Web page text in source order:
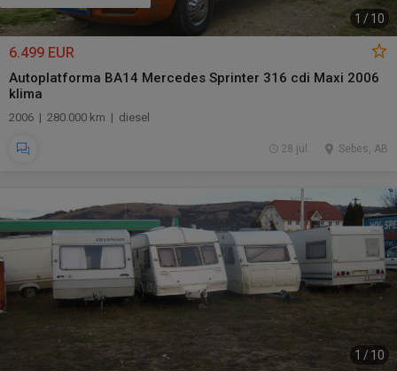
1 /10
6.499 EUR
Autoplatforma BA14 Mercedes Sprinter 316 cdi Maxi 2006
klima
2006 | 280.000 km | diesel
Sebes, AB
28 jul.
1 / 10